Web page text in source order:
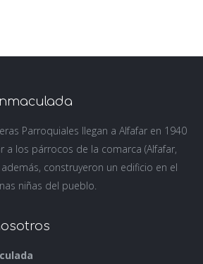
Parroquiales llegan a Alfafar en 1940
a los párrocos de la comarca (Alfafar,
además, construyeron un edificio en el
niñas del pueblo.